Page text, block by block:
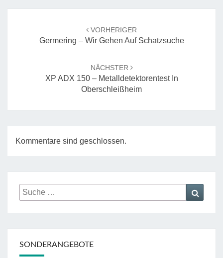
VORHERIGER
Germering – Wir Gehen Auf Schatzsuche
NÄCHSTER
XP ADX 150 – Metalldetektorentest In
Oberschleißheim
Kommentare sind geschlossen.
Suche
nach:
SONDERANGEBOTE